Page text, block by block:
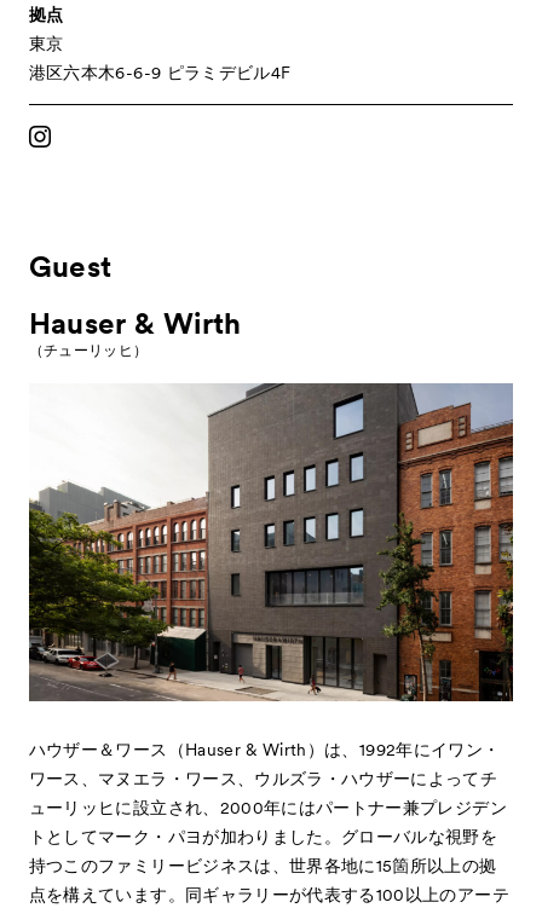
拠点
東京
港区六本木6-6-9 ピラミデビル4F
Guest
Hauser & Wirth
（チューリッヒ）
ハウザー＆ワース（Hauser & Wirth）は、1992年にイワン・
ワース、マヌエラ・ワース、ウルズラ・ハウザーによってチ
ューリッヒに設立され、2000年にはパートナー兼プレジデン
トとしてマーク・パヨが加わりました。グローバルな視野を
持つこのファミリービジネスは、世界各地に15箇所以上の拠
点を構えています。同ギャラリーが代表する100以上のアーテ